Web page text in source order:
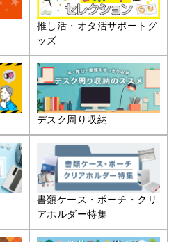
推し活・オタ活サポートグ
ッズ
デスク周り収納
書類ケース・ポーチ・クリ
アホルダー特集